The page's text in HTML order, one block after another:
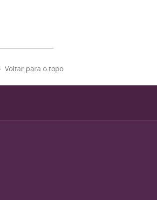
Voltar para o topo